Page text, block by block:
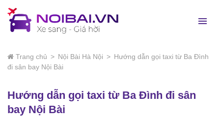
Trang chủ > Nội Bài Hà Nội > Hướng dẫn gọi taxi từ Ba Đình
đi sân bay Nội Bài
Hướng dẫn gọi taxi từ Ba Đình đi sân
bay Nội Bài